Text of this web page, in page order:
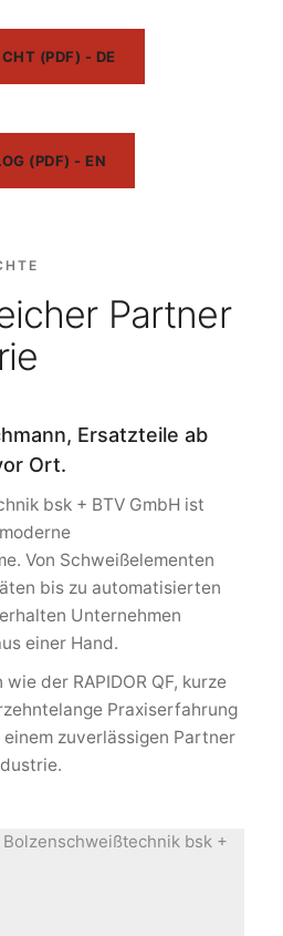
(PDF) - DE
(PDF) - EN
Partner
Ersatzteile ab
Ort.
bsk + BTV GmbH ist
Von Schweißelementen
bis zu automatisierten
Unternehmen
einer Hand.
der RAPIDOR QF, kurze
Praxiserfahrung
einem zuverlässigen Partner